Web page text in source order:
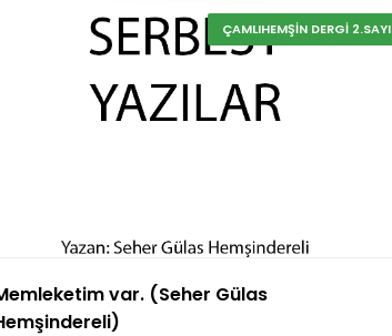
ÇAMLIHEMŞİN DERGİ 2.SAYI
var. (Seher Gülas